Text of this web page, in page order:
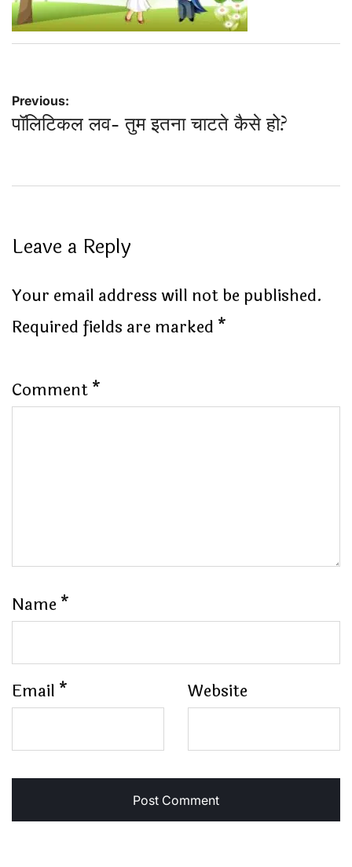
Post
navigation
Previous:
पॉलिटिकल लव- तुम इतना चाटते कैसे हो?
Leave a Reply
Your email address will not be published.
Required fields are marked *
Comment*
Name *
Email * Website